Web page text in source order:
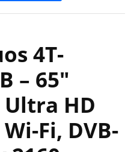
4T-
– 65″
Ultra HD
Fi, DVB-